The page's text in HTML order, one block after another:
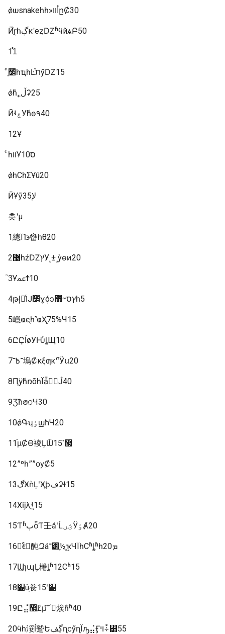
ǿѡּsnakeһһ»أװըȻ30
Ӣӣ̩֩ɽһڳкʹеȥǱʱͬӵйѧԲ50
11֯
ͨ׼ָһҵһĿ֯תӳǱ15
ǿܽһ˿ڵʡ25
ӢʵۼУܽһɵ۹40
12Ұ
ͨһװҰס10
ǿһСһΣҰú20
ӢҰȳﻹ35
츳ʹμ
1總Ϊ˥϶㽫һθ20
2޹һźǱץУ˻±˼ỳɵͷ20
3֮ҰﲻϮ10
4թļ㾫ͨĲ׼ɣܲóͻ᲻ᱻץסһ5
5嶾ҩͼֻһ˺ҩҲֻ75%Ч15
6ԸܻԸĺøУǶͬȴЩ10
7־߿־塢Ȼκξƣκʹ࣬ʹӰս20
8ԤÿܽһռõһΪǡ򡰷񡱵Ĵ40
9Ʒħ෨Ч30
10ǿܵԳʮٶϣħЧ20
11µֿȻϴ裬ĻѾ޷˺15
12ˮºһˮˮѹȻ5
13ڰӾǹĻʹӾֱϸڡʡɫ15
14Ӿĳλֱֻܷʵ15
15ƬʱٻȫƬ壬ǻʹĹؽںӰٶȺ20
16񱩷ϵͨͨ򲻱䣩Զá־͸֪½ֱܷҡЧΪһСʱȴʱһܡ20
17ϢɿպĻ棬ȴʱ12Сʱ15
18׶ûָ飬׵ʹ15
19Ը⣬޷֮Ľ̸µ͡ʹ´㶼ܵһʱ40
20ӵһӣ浽֮ĺ蹵ԵڲڣɳϲӳɳΪԡ⣬Ӻױ÷̽⵽55